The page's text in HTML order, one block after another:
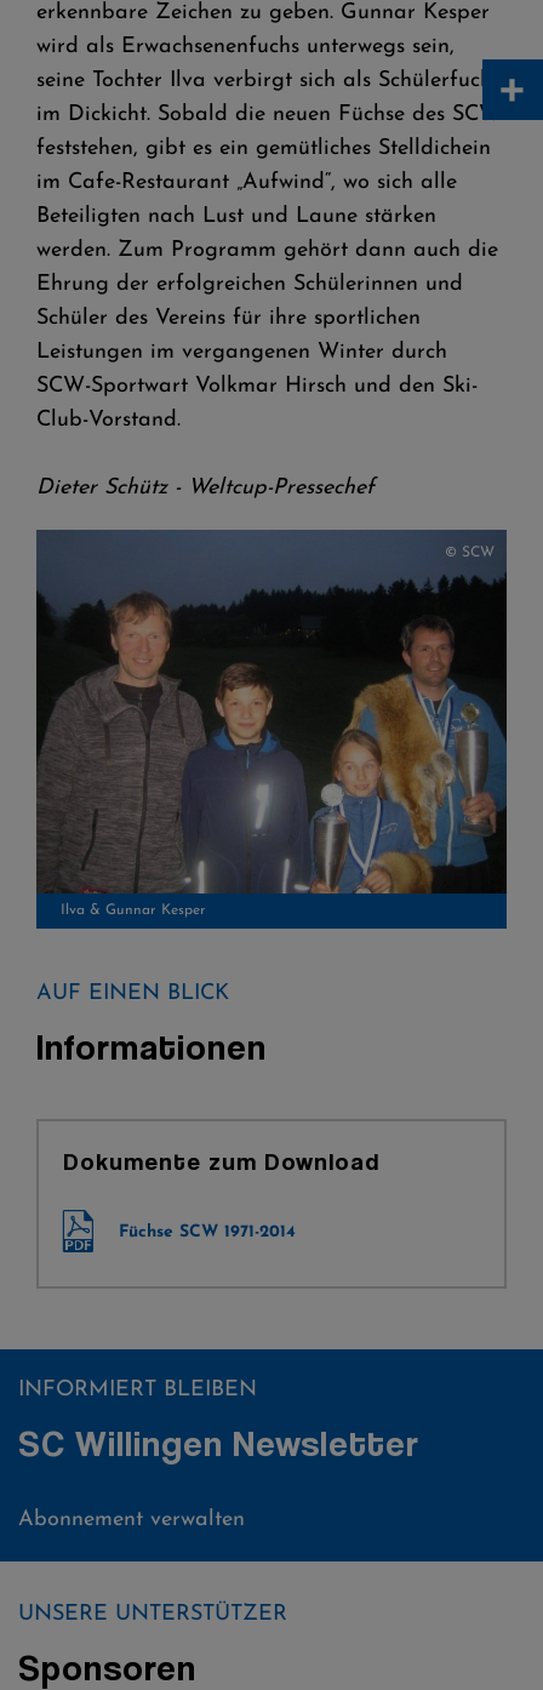
erkennbare Zeichen zu geben. Gunnar Kesper
wird als Erwachsenenfuchs unterwegs sein,
seine Tochter Ilva verbirgt sich als Schülerfuchs
im Dickicht. Sobald die neuen Füchse des SCW
feststehen, gibt es ein gemütliches Stelldichein
im Cafe-Restaurant „Aufwind“, wo sich alle
Beteiligten nach Lust und Laune stärken
werden. Zum Programm gehört dann auch die
Ehrung der erfolgreichen Schülerinnen und
Schüler des Vereins für ihre sportlichen
Leistungen im vergangenen Winter durch
SCW-Sportwart Volkmar Hirsch und den Ski-
Club-Vorstand.
Dieter Schütz - Weltcup-Pressechef
Ilva & Gunnar Kesper
© SCW
AUF EINEN BLICK
Informationen
Dokumente zum Download
Füchse SCW 1971-2014
INFORMIERT BLEIBEN
SC Willingen Newsletter
Abonnement verwalten
UNSERE UNTERSTÜTZER
Sponsoren
+